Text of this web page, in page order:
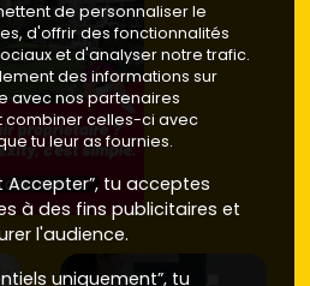
de personnaliser le
d'offrir des fonctionnalités
et d'analyser notre trafic.
des informations sur
avec nos partenaires
combiner celles-ci avec
tu leur as fournies.
Accepter”, tu acceptes
à des fins publicitaires et
l'audience.
uniquement”, tu